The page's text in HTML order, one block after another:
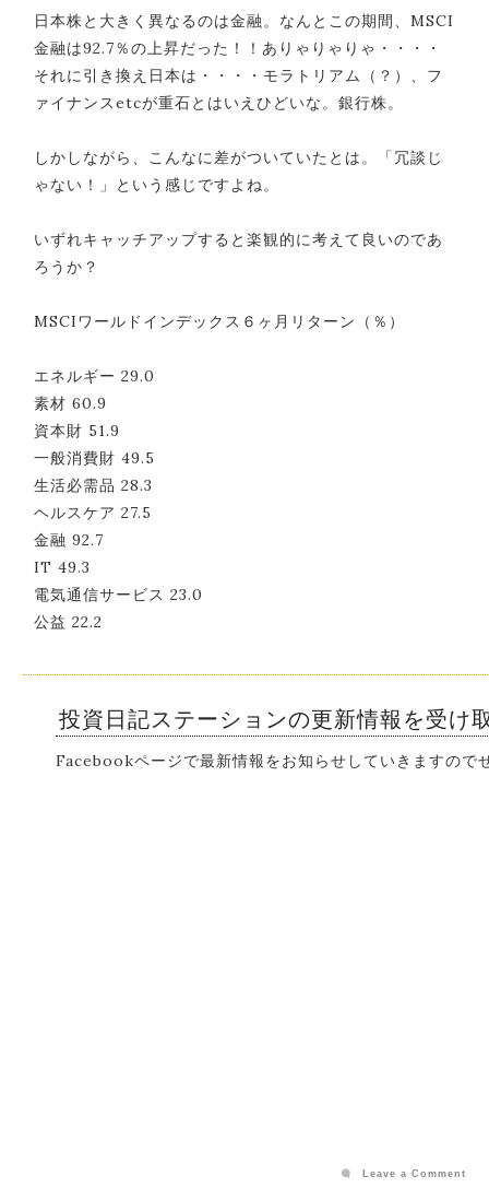
日本株と大きく異なるのは金融。なんとこの期間、MSCI
金融は92.7％の上昇だった！！ありゃりゃりゃ・・・・
それに引き換え日本は・・・・モラトリアム（？）、フ
ァイナンスetcが重石とはいえひどいな。銀行株。
しかしながら、こんなに差がついていたとは。「冗談じ
ゃない！」という感じですよね。
いずれキャッチアップすると楽観的に考えて良いのであ
ろうか？
MSCIワールドインデックス６ヶ月リターン（％）
エネルギー 29.0
素材 60.9
資本財 51.9
一般消費財 49.5
生活必需品 28.3
ヘルスケア 27.5
金融 92.7
IT 49.3
電気通信サービス 23.0
公益 22.2
投資日記ステーションの更新情報を受け
Facebookページで最新情報をお知らせしていきますので
Leave a Comment